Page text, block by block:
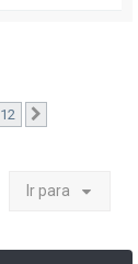
12
Ir para